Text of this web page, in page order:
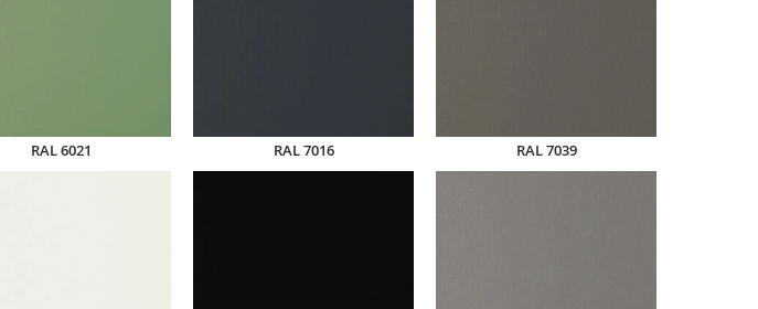
RAL 6021 RAL 7016 RAL 7039